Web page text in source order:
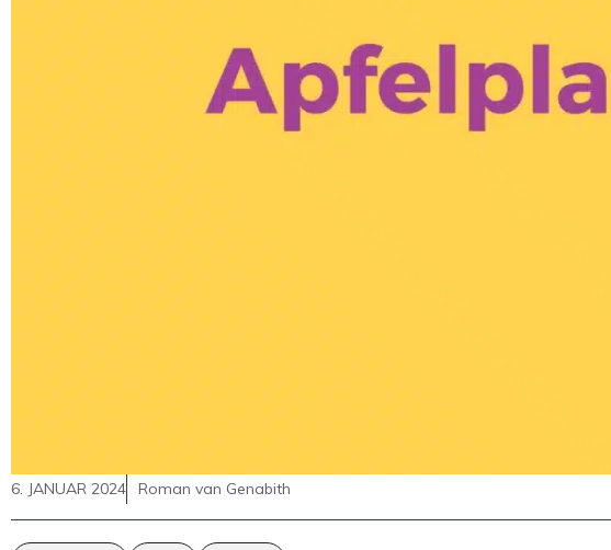
6. JANUAR 2024 Roman van Genabith